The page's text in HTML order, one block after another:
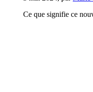
Ce que signifie ce